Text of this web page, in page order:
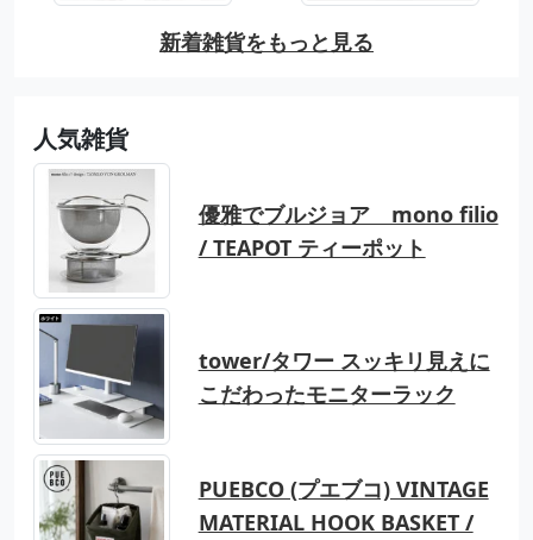
新着雑貨をもっと見る
人気雑貨
優雅でブルジョア mono filio
/ TEAPOT ティーポット
tower/タワー スッキリ見えに
こだわったモニターラック
PUEBCO (プエブコ) VINTAGE
MATERIAL HOOK BASKET /